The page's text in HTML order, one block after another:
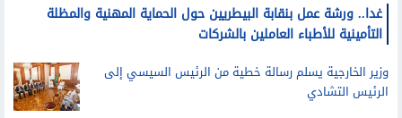
غدا.. ورشة عمل بنقابة البيطريين حول الحماية المهنية والمظلة
التأمينية للأطباء العاملين بالشركات
وزير الخارجية يسلم رسالة خطية من الرئيس السيسي إلى
الرئيس التشادي